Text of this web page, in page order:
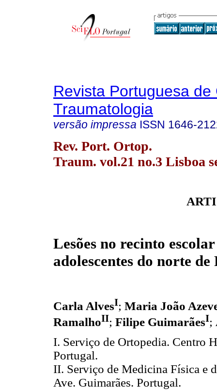
Revista Portuguesa de
Traumatologia
versão impressa ISSN 1646-
Rev. Port. Ortop.
Traum. vol.21 no.3 Lisboa
Lesões no recinto
adolescentes do norte
Carla AlvesI; Maria João
RamalhoII; Filipe GuimarãesI;
I. Serviço de Ortopedia. Centro
Portugal.
II. Serviço de Medicina Física e
Ave. Guimarães. Portugal.